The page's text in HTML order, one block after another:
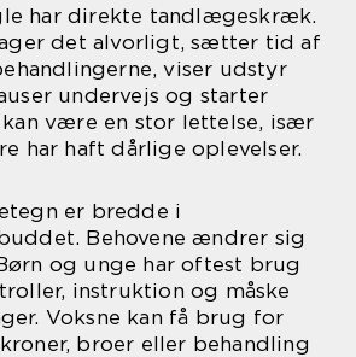
har direkte tandlægeskræk.
det alvorligt, sætter tid af
viser udstyr
undervejs og starter
være en stor lettelse, især
har haft dårlige oplevelser.
er bredde i
Behovene ændrer sig
og unge har oftest brug
instruktion og måske
Voksne kan få brug for
broer eller behandling